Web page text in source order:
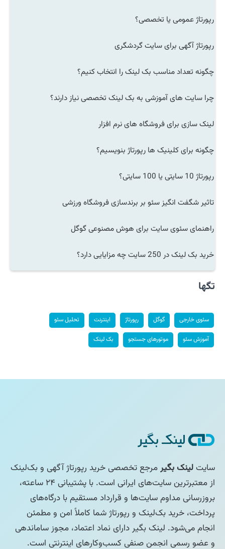
رپورتاژ عمومی یا تخصصی؟
رپورتاژ آگهی برای سایت گردشگری
چگونه تعداد مناسب بک لینک را انتخاب کنیم؟
چرا سایت های آموزشی به بک لینک تخصصی نیاز دارند؟
لینک سازی برای فروشگاه های نرم افزار
چگونه برای کلینیک ها رپورتاژ بنویسیم؟
رپورتاژ 10 سایتی یا 100 سایتی؟
تاثیر شگفت انگیز سئو بر برندسازی فروشگاه ورزشی
راهنمای سئوی سایت برای هوش مصنوعی گوگل
خرید بک لینک در 250 سایت چه مزایایی دارد؟
تگها
سئوی خارجی گوگل رپورتاژ اینترنت تحلیل سئو
آموزش سئو موتورهای جستجو بک لینک
سایتلینک بگیرمرجع تخصصی خرید رپورتاژ آگهی و بک‌لینک
از معتبرترین سایت‌های ایرانی است. با پشتیبانی ۲۴ ساعته،
بروزرسانی مداوم سایت‌ها و قرارداد مستقیم با درگاه‌های
پرداخت، خرید بک‌لینک و رپورتاژ شما کاملاً امن و مطمئن
انجام می‌شود. لینک بگیر دارای نماد اعتماد، مجوز ساماندهی
و عضو رسمی انجمن صنفی کسب‌وکارهای اینترنتی است.